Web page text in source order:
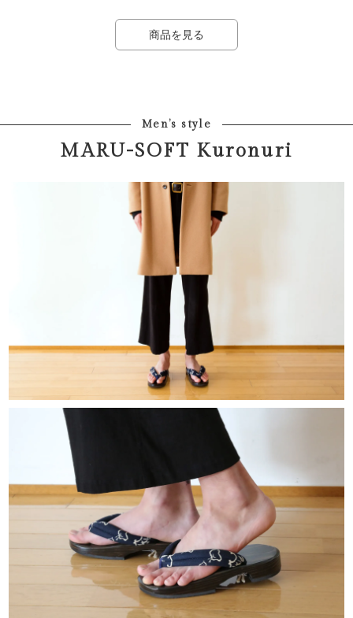
商品を見る
Men’s style
MARU-SOFT Kuronuri